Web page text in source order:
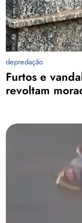
depredação
Furtos e
revoltam